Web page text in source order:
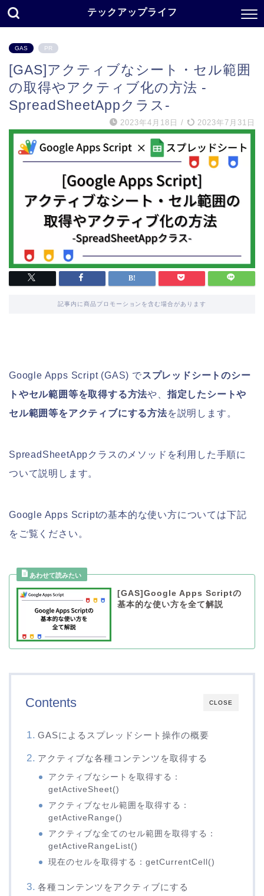
テックアップライフ
GAS PR
[GAS]アクティブなシート・セル範囲
の取得やアクティブ化の方法 -
SpreadSheetAppクラス-
2023年4月18日 / 2023年7月31日
記事内に商品プロモーションを含む場合があります
Google Apps Script (GAS) でスプレッドシートのシー
トやセル範囲等を取得する方法や、 指定したシートや
セル範囲等をアクティブにする方法を説明します。
SpreadSheetAppクラスのメソッドを利用した手順に
ついて説明します。
Google Apps Scriptの基本的な使い方については下記
をご覧ください。
[GAS]Google Apps Scriptの
基本的な使い方を全て解説
CLOSE
Contents
GASによるスプレッドシート操作の概要
アクティブな各種コンテンツを取得する
アクティブなシートを取得する：
getActiveSheet()
アクティブなセル範囲を取得する：
getActiveRange()
アクティブな全てのセル範囲を取得する：
getActiveRangeList()
現在のセルを取得する：getCurrentCell()
各種コンテンツをアクティブにする